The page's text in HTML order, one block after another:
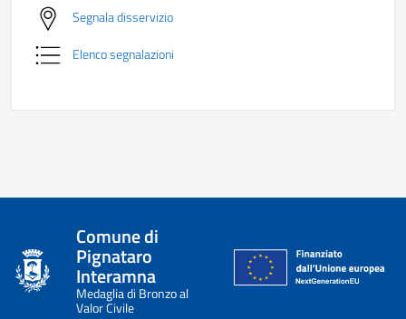
Segnala disservizio
Elenco segnalazioni
Comune di
Pignataro
Interamna
Medaglia di Bronzo al
Valor Civile